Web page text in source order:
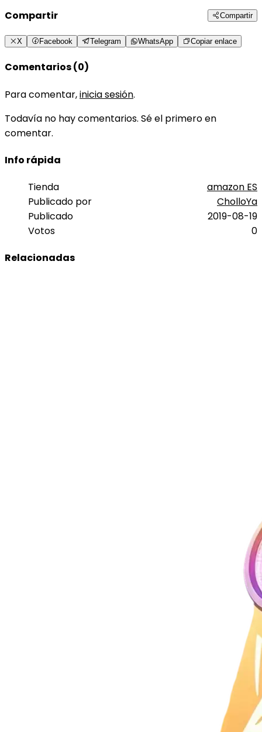
Compartir Compartir
X Facebook Telegram WhatsApp Copiar enlace
Comentarios (0)
Para comentar,inicia sesión.
Todavía no hay comentarios. Sé el primero en
comentar.
Info rápida
Tienda
amazon ES
Publicado por
CholloYa
Publicado
2019-08-19
Votos
0
Relacionadas